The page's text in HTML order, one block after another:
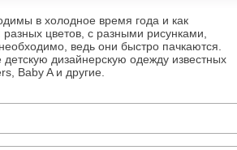
в холодное время года и как
цветов, с разными рисунками,
ведь они быстро пачкаются.
дизайнерскую одежду известных
Baby A и другие.